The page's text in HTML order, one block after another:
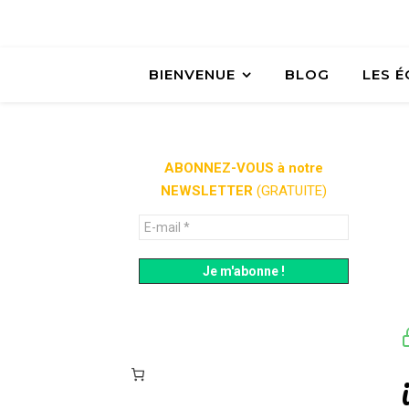
BIENVENUE BLOG LES
ABONNEZ-VOUS à notre
NEWSLETTER (GRATUITE)